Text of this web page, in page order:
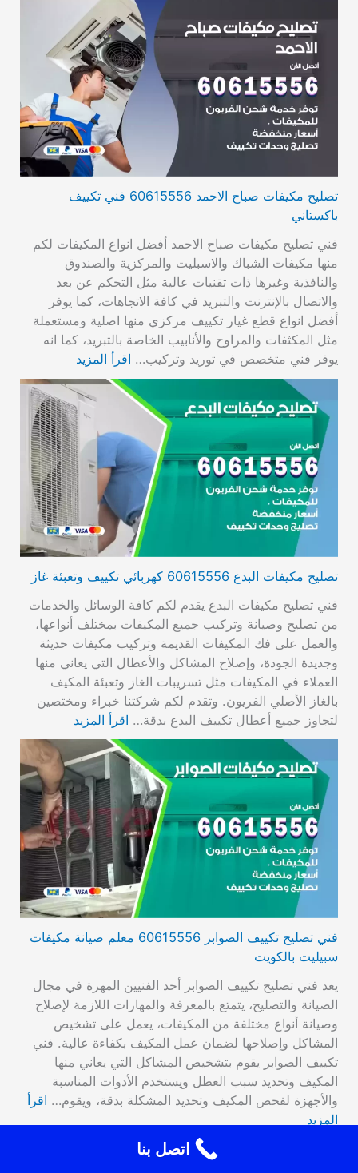
تصليح مكيفات صباح الاحمد 60615556 فني تكييف
باكستاني
فني تصليح مكيفات صباح الاحمد أفضل انواع المكيفات لكم
منها مكيفات الشباك والاسبليت والمركزية والصندوق
والنافذية وغيرها ذات تقنيات عالية مثل التحكم عن بعد
والاتصال بالإنترنت والتبريد في كافة الاتجاهات، كما يوفر
أفضل انواع قطع غيار تكييف مركزي منها اصلية ومستعملة
مثل المكثفات والمراوح والأنابيب الخاصة بالتبريد، كما انه
يوفر فني متخصص في توريد وتركيب… اقرأ المزيد
تصليح مكيفات البدع 60615556 كهربائي تكييف وتعبئة غاز
فني تصليح مكيفات البدع يقدم لكم كافة الوسائل والخدمات
من تصليح وصيانة وتركيب جميع المكيفات بمختلف أنواعها،
والعمل على فك المكيفات القديمة وتركيب مكيفات حديثة
وجديدة الجودة، وإصلاح المشاكل والأعطال التي يعاني منها
العملاء في المكيفات مثل تسريبات الغاز وتعبئة المكيف
بالغاز الأصلي الفريون. وتقدم لكم شركتنا خبراء ومختصين
لتجاوز جميع أعطال تكييف البدع بدقة… اقرأ المزيد
فني تصليح تكييف الصوابر 60615556 معلم صيانة مكيفات
سبيليت بالكويت
يعد فني تصليح تكييف الصوابر أحد الفنيين المهرة في مجال
الصيانة والتصليح، يتمتع بالمعرفة والمهارات اللازمة لإصلاح
وصيانة أنواع مختلفة من المكيفات، يعمل على تشخيص
المشاكل وإصلاحها لضمان عمل المكيف بكفاءة عالية. فني
تكييف الصوابر يقوم بتشخيص المشاكل التي يعاني منها
المكيف وتحديد سبب العطل ويستخدم الأدوات المناسبة
والأجهزة لفحص المكيف وتحديد المشكلة بدقة، ويقوم… اقرأ
المزيد
اتصل بنا